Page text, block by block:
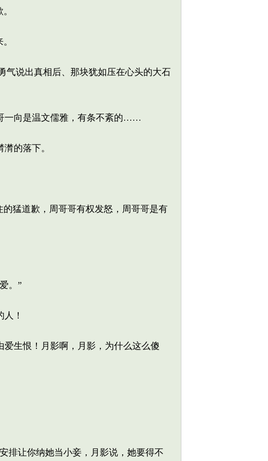
气说出真相后、那块犹如压在心头的大石
一向是温文儒雅，有条不紊的……
的落下。
猛道歉，周哥哥有权发怒，周哥哥是有
。”
！
生恨！月影啊，月影，为什么这么傻
排让你纳她当小妾，月影说，她要得不